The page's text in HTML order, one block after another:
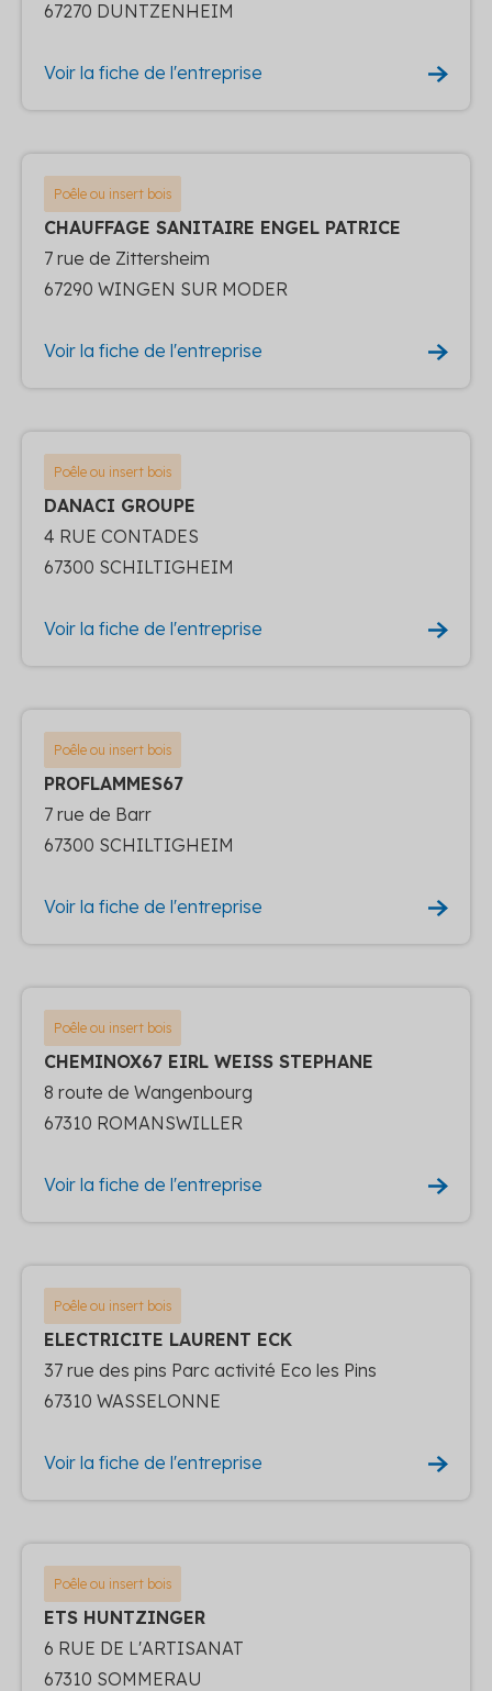
67270 DUNTZENHEIM
Voir la fiche de l'entreprise
Poêle ou insert bois
CHAUFFAGE SANITAIRE ENGEL PATRICE
7 rue de Zittersheim
67290 WINGEN SUR MODER
Voir la fiche de l'entreprise
Poêle ou insert bois
DANACI GROUPE
4 RUE CONTADES
67300 SCHILTIGHEIM
Voir la fiche de l'entreprise
Poêle ou insert bois
PROFLAMMES67
7 rue de Barr
67300 SCHILTIGHEIM
Voir la fiche de l'entreprise
Poêle ou insert bois
CHEMINOX67 EIRL WEISS STEPHANE
8 route de Wangenbourg
67310 ROMANSWILLER
Voir la fiche de l'entreprise
Poêle ou insert bois
ELECTRICITE LAURENT ECK
37 rue des pins Parc activité Eco les Pins
67310 WASSELONNE
Voir la fiche de l'entreprise
Poêle ou insert bois
ETS HUNTZINGER
6 RUE DE L'ARTISANAT
67310 SOMMERAU